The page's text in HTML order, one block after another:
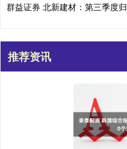
群益证券 北新建材：第三季度
推荐资讯